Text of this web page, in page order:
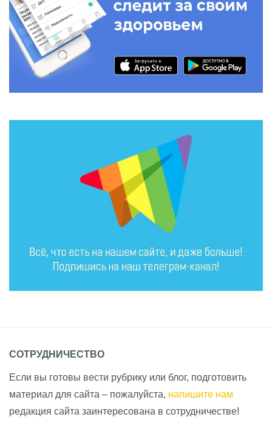
СОТРУДНИЧЕСТВО
Если вы готовы вести рубрику или блог, подготовить
материал для сайта – пожалуйста, напишите нам
редакция сайта заинтересована в сотрудничестве!